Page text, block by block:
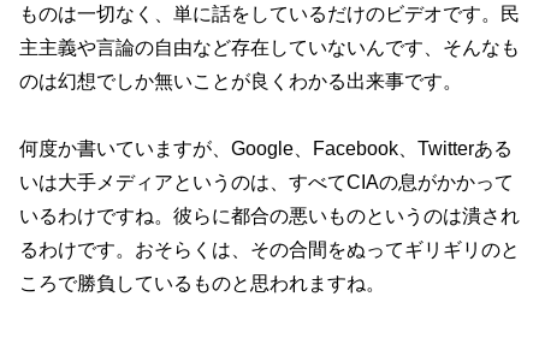
ものは一切なく、単に話をしているだけのビデオです。民
主主義や言論の自由など存在していないんです、そんなも
のは幻想でしか無いことが良くわかる出来事です。
何度か書いていますが、Google、Facebook、Twitterある
いは大手メディアというのは、すべてCIAの息がかかって
いるわけですね。彼らに都合の悪いものというのは潰され
るわけです。おそらくは、その合間をぬってギリギリのと
ころで勝負しているものと思われますね。